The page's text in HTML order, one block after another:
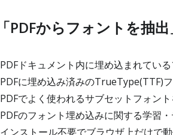
「PDFからフォントを抽
PDFドキュメント内に埋め込まれてい
PDFに埋め込み済みのTrueType(TTF)
PDFでよく使われるサブセットフォン
PDFのフォント埋め込みに関する学習
インストール不要でブラウザ上だけで